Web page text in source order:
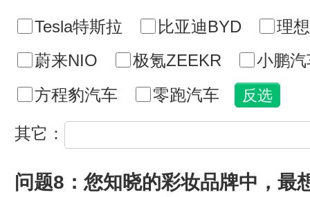
Tesla特斯拉 比亚迪BYD
理
蔚来NIO
极氪ZEEKR
小鹏
方程豹汽车
零跑汽车
其它：
问题8：您知晓的彩妆品牌中，最